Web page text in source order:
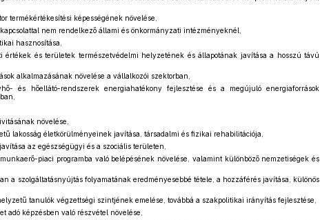
termékértékesítési képességének növelése,
nem rendelkező állami és önkormányzati intézményeknél,
hasznosítása,
értékek és területek természetvédelmi helyzetének és állapotának javítása a hosszú távú
alkalmazásának növelése a vállalkozói szektorban,
és hőellátó-rendszerek energiahatékony fejlesztése és a megújuló energiaforrások
növelése,
lakosság életkörülményeinek javítása, társadalmi és fizikai rehabilitációja,
az egészségügyi és a szociális területen,
piaci programba való belépésének növelése, valamint különböző nemzetiségek és
a szolgáltatásnyújtás folyamatának eredményesebbé tétele, a hozzáférés javítása, különös
tanulók végzettségi szintjének emelése, továbbá a szakpolitikai irányítás fejlesztése,
adó képzésben való részvétel növelése,